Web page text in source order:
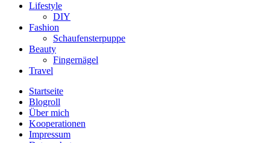
Lifestyle
DIY
Fashion
Schaufensterpuppe
Beauty
Fingernägel
Travel
Startseite
Blogroll
Über mich
Kooperationen
Impressum